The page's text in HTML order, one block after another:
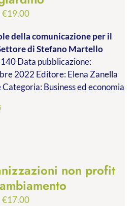
€19.00Fascia
prezzo:
da
€9.99
a
€19.00
della comunicazione per il
di Stefano Martello
Data pubblicazione:
2022 Editore: Elena Zanella
Business ed economia
non profit
€17.00Fascia